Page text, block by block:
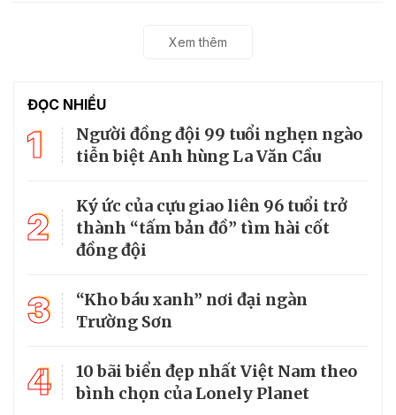
Xem thêm
ĐỌC NHIỀU
1
Người đồng đội 99 tuổi nghẹn ngào
tiễn biệt Anh hùng La Văn Cầu
2
Ký ức của cựu giao liên 96 tuổi trở
thành “tấm bản đồ” tìm hài cốt
đồng đội
3
“Kho báu xanh” nơi đại ngàn
Trường Sơn
4
10 bãi biển đẹp nhất Việt Nam theo
bình chọn của Lonely Planet